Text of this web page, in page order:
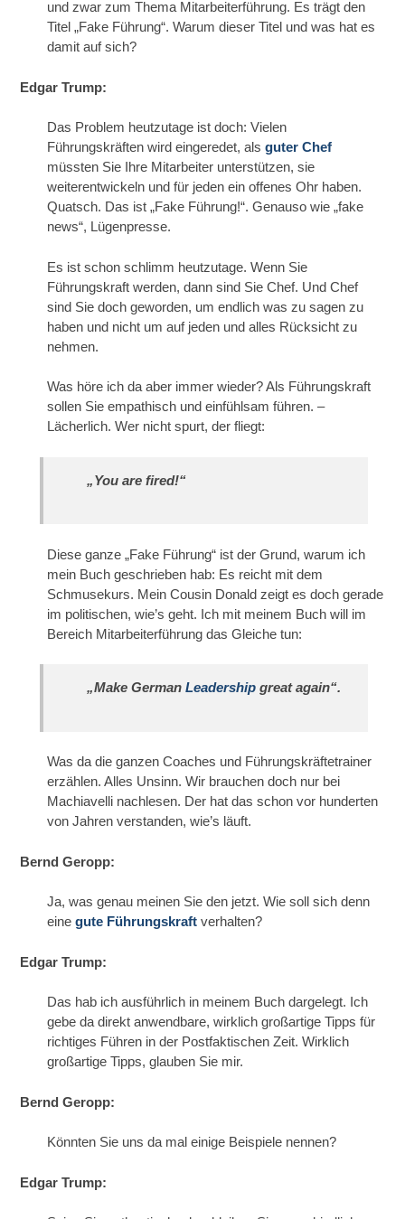
und zwar zum Thema Mitarbeiterführung. Es trägt den
Titel „Fake Führung“. Warum dieser Titel und was hat es
damit auf sich?
Edgar Trump:
Das Problem heutzutage ist doch: Vielen
Führungskräften wird eingeredet, als guter Chef
müssten Sie Ihre Mitarbeiter unterstützen, sie
weiterentwickeln und für jeden ein offenes Ohr haben.
Quatsch. Das ist „Fake Führung!“. Genauso wie „fake
news“, Lügenpresse.
Es ist schon schlimm heutzutage. Wenn Sie
Führungskraft werden, dann sind Sie Chef. Und Chef
sind Sie doch geworden, um endlich was zu sagen zu
haben und nicht um auf jeden und alles Rücksicht zu
nehmen.
Was höre ich da aber immer wieder? Als Führungskraft
sollen Sie empathisch und einfühlsam führen. –
Lächerlich. Wer nicht spurt, der fliegt:
„You are fired!“
Diese ganze „Fake Führung“ ist der Grund, warum ich
mein Buch geschrieben hab: Es reicht mit dem
Schmusekurs. Mein Cousin Donald zeigt es doch gerade
im politischen, wie’s geht. Ich mit meinem Buch will im
Bereich Mitarbeiterführung das Gleiche tun:
„Make GermanLeadership great again“.
Was da die ganzen Coaches und Führungskräftetrainer
erzählen. Alles Unsinn. Wir brauchen doch nur bei
Machiavelli nachlesen. Der hat das schon vor hunderten
von Jahren verstanden, wie’s läuft.
Bernd Geropp:
Ja, was genau meinen Sie den jetzt. Wie soll sich denn
eine gute Führungskraftverhalten?
Edgar Trump:
Das hab ich ausführlich in meinem Buch dargelegt. Ich
gebe da direkt anwendbare, wirklich großartige Tipps für
richtiges Führen in der Postfaktischen Zeit. Wirklich
großartige Tipps, glauben Sie mir.
Bernd Geropp:
Könnten Sie uns da mal einige Beispiele nennen?
Edgar Trump: